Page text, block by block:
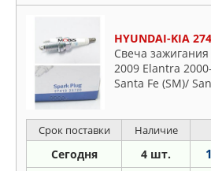
HYUNDAI-KIA
Свеча зажигания
2009 Elantra
Santa Fe (SM)/
Срок поставки Наличие
Сегодня 4 шт.